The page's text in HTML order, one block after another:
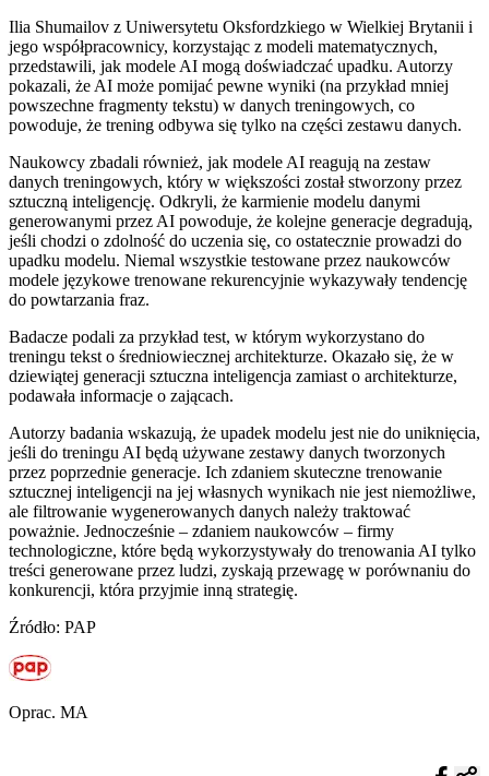
Ilia Shumailov z Uniwersytetu Oksfordzkiego w Wielkiej Brytanii i
jego współpracownicy, korzystając z modeli matematycznych,
przedstawili, jak modele AI mogą doświadczać upadku. Autorzy
pokazali, że AI może pomijać pewne wyniki (na przykład mniej
powszechne fragmenty tekstu) w danych treningowych, co
powoduje, że trening odbywa się tylko na części zestawu danych.
Naukowcy zbadali również, jak modele AI reagują na zestaw
danych treningowych, który w większości został stworzony przez
sztuczną inteligencję. Odkryli, że karmienie modelu danymi
generowanymi przez AI powoduje, że kolejne generacje degradują,
jeśli chodzi o zdolność do uczenia się, co ostatecznie prowadzi do
upadku modelu. Niemal wszystkie testowane przez naukowców
modele językowe trenowane rekurencyjnie wykazywały tendencję
do powtarzania fraz.
Badacze podali za przykład test, w którym wykorzystano do
treningu tekst o średniowiecznej architekturze. Okazało się, że w
dziewiątej generacji sztuczna inteligencja zamiast o architekturze,
podawała informacje o zającach.
Autorzy badania wskazują, że upadek modelu jest nie do uniknięcia,
jeśli do treningu AI będą używane zestawy danych tworzonych
przez poprzednie generacje. Ich zdaniem skuteczne trenowanie
sztucznej inteligencji na jej własnych wynikach nie jest niemożliwe,
ale filtrowanie wygenerowanych danych należy traktować
poważnie. Jednocześnie – zdaniem naukowców – firmy
technologiczne, które będą wykorzystywały do trenowania AI tylko
treści generowane przez ludzi, zyskają przewagę w porównaniu do
konkurencji, która przyjmie inną strategię.
Źródło: PAP
Oprac. MA